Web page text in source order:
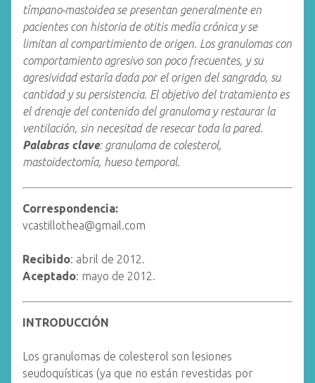
tímpano-mastoidea se presentan generalmente en
pacientes con historia de otitis medía crónica y se
limitan al compartimiento de origen. Los granulomas con
comportamiento agresivo son poco frecuentes, y su
agresividad estaría dada por el origen del sangrado, su
cantidad y su persistencia. El objetivo del tratamiento es
el drenaje del contenido del granuloma y restaurar la
ventilación, sin necesitad de resecar toda la pared.
Palabras clave: granuloma de colesterol,
mastoidectomía, hueso temporal.
Correspondencia:
vcastillothea@gmail.com
Recibido: abril de 2012.
Aceptado: mayo de 2012.
INTRODUCCIÓN
Los granulomas de colesterol son lesiones
seudoquísticas (ya que no están revestidas por